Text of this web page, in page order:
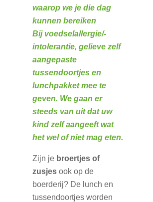
waarop we je die dag
kunnen bereiken
Bij voedselallergie/-
intolerantie, gelieve zelf
aangepaste
tussendoortjes en
lunchpakket mee te
geven. We gaan er
steeds van uit dat uw
kind zelf aangeeft wat
het wel of niet mag eten.
Zijn je broertjes of
zusjes ook op de
boerderij? De lunch en
tussendoortjes worden